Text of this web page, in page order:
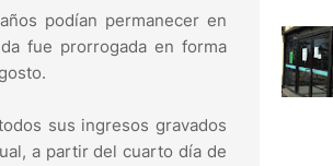
podían permanecer en
fue prorrogada en forma
sus ingresos gravados
a partir del cuarto día de